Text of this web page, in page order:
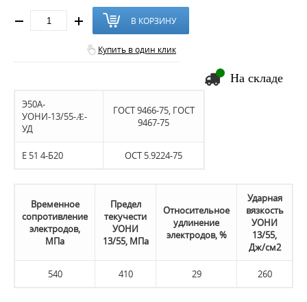
В КОРЗИНУ
Купить в один клик
На складе
Э50А-
УОНИ-13/55-Æ-
УД
ГОСТ 9466-75, ГОСТ
9467-75
Е 51 4-Б20 ОСТ 5.9224-75
Временное
сопротивление
электродов,
МПа
Предел
текучести
УОНИ
13/55, МПа
Относительное
удлинение
электродов, %
Ударная
вязкость
УОНИ
13/55,
Дж/см2
540 410 29 260